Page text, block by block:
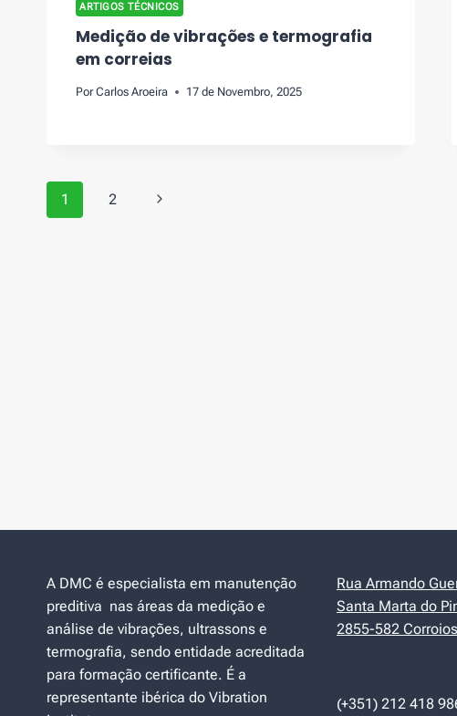
ARTIGOS TÉCNICOS
Medição de vibrações e termografia
em correias
Por Carlos Aroeira 17 de Novembro, 2025
Page
1 2
Next
A DMC é especialista em manutenção
preditiva nas áreas da medição e
análise de vibrações, ultrassons e
termografia, sendo entidade acreditada
para formação certificante. É a
representante ibérica do Vibration
Rua Armando
Santa Marta do
2855-582
(+351) 212 418